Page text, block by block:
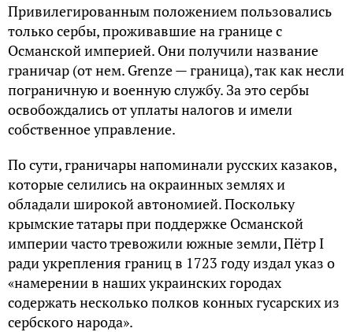
Привилегированным положением пользовались
только сербы, проживавшие на границе с
Османской империей. Они получили название
граничар (от нем. Grenze — граница), так как несли
пограничную и военную службу. За это сербы
освобождались от уплаты налогов и имели
собственное управление.
По сути, граничары напоминали русских казаков,
которые селились на окраинных землях и
обладали широкой автономией. Поскольку
крымские татары при поддержке Османской
империи часто тревожили южные земли, Пётр I
ради укрепления границ в 1723 году издал указ о
«намерении в наших украинских городах
содержать несколько полков конных гусарских из
сербского народа».